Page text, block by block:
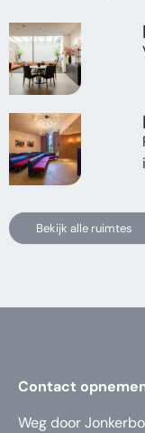
Bekijk alle ruimtes
Contact
Weg door